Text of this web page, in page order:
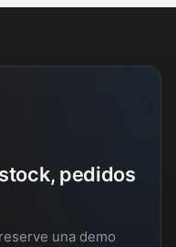
pedidos
una demo